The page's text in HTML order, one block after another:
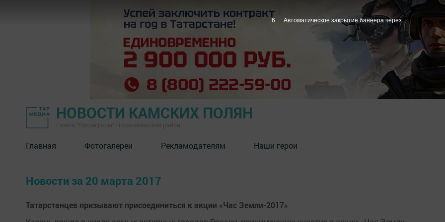
НОВОСТИ КАМСКИХ ПОЛЯН
Главная Фотогалереи Рекламодателям Наши герои
Новости за 20 марта 2017
Татарстанцев призывают присоединиться к акции «Час Земли-2017»
5 Автоматическое закрытие баннера через